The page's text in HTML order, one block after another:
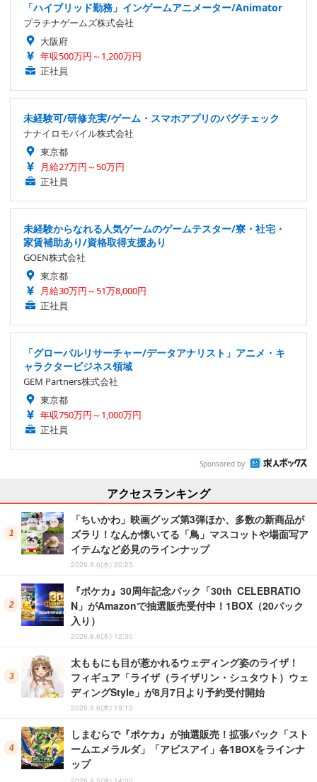
「ハイブリッド勤務」インゲームアニメーター/Animator
プラチナゲームズ株式会社
大阪府
年収500万円～1,200万円
正社員
未経験可/研修充実/ゲーム・スマホアプリのバグチェック
ナナイロモバイル株式会社
東京都
月給27万円～50万円
正社員
未経験からなれる人気ゲームのゲームテスター/寮・社宅・
家賃補助あり/資格取得支援あり
GOEN株式会社
東京都
月給30万円～51万8,000円
正社員
「グローバルリサーチャー/データアナリスト」アニメ・キ
ャラクタービジネス領域
GEM Partners株式会社
東京都
年収750万円～1,000万円
正社員
Sponsored by
アクセスランキング
「ちいかわ」映画グッズ第3弾ほか、多数の新商品が
ズラリ！なんか懐いてる「鳥」マスコットや場面写ア
イテムなど必見のラインナップ
2026.8.6(木) 20:25
『ポケカ』30周年記念パック「30th CELEBRATIO
N」がAmazonで抽選販売受付中！1BOX（20パック
入り）
2026.8.6(木) 12:30
太ももにも目が惹かれるウェディング姿のライザ！
フィギュア「ライザ（ライザリン・シュタウト）ウェ
ディングStyle」が8月7日より予約受付開始
2026.8.6(木) 19:15
しまむらで『ポケカ』が抽選販売！拡張パック「スト
ームエメラルダ」「アビスアイ」各1BOXをラインナ
ップ